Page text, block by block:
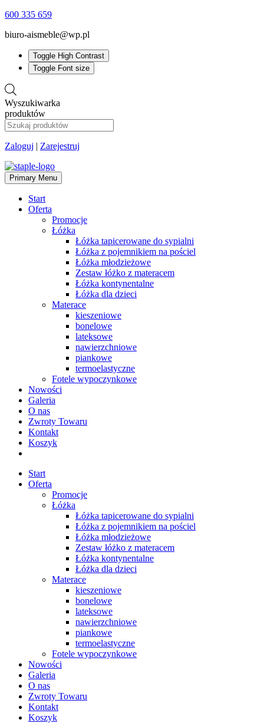
600 335 659
biuro-aismeble@wp.pl
Toggle High Contrast
Toggle Font size
Wyszukiwarka
produktów
Zaloguj | Zarejestruj
Primary Menu
Start
Oferta
Promocje
Łóżka
Łóżka tapicerowane do sypialni
Łóżka z pojemnikiem na pościel
Łóżka młodzieżowe
Zestaw łóżko z materacem
Łóżka kontynentalne
Łóżka dla dzieci
Materace
kieszeniowe
bonelowe
lateksowe
nawierzchniowe
piankowe
termoelastyczne
Fotele wypoczynkowe
Nowości
Galeria
O nas
Zwroty Towaru
Kontakt
Koszyk
Start
Oferta
Promocje
Łóżka
Łóżka tapicerowane do sypialni
Łóżka z pojemnikiem na pościel
Łóżka młodzieżowe
Zestaw łóżko z materacem
Łóżka kontynentalne
Łóżka dla dzieci
Materace
kieszeniowe
bonelowe
lateksowe
nawierzchniowe
piankowe
termoelastyczne
Fotele wypoczynkowe
Nowości
Galeria
O nas
Zwroty Towaru
Kontakt
Koszyk